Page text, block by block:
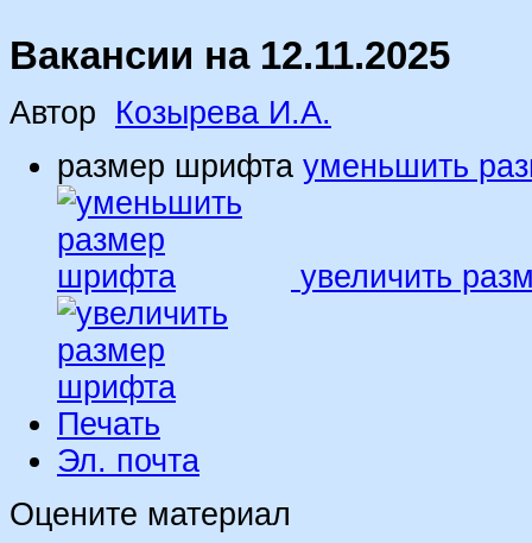
Вакансии на 12.11.2025
Автор Козырева И.А.
размер шрифта уменьшить
увеличить
Печать
Эл. почта
Оцените материал